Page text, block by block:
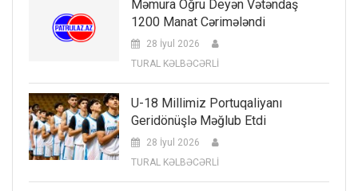
Məmura Oğru Deyən Vətəndaş
1200 Manat Cərimələndi
28 İyul 2026
TURAL KƏLBƏCƏRLİ
U-18 Millimiz Portuqaliyanı
Geridönüşlə Məğlub Etdi
28 İyul 2026
TURAL KƏLBƏCƏRLİ